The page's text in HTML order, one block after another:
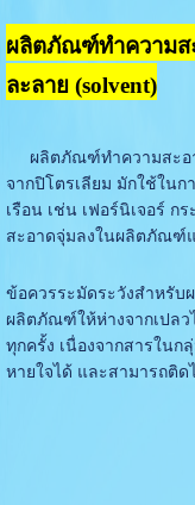
ผลิตภัณฑ์ทำความส
ละลาย (solvent)
ผลิตภัณฑ์ทำความสะอา
จากปิโตรเลียม มักใช้ใน
เรือน เช่น เฟอร์นิเจอร์ ก
สะอาดจุ่มลงในผลิตภัณฑ์
ข้อควรระมัดระวังสำหรับ
ผลิตภัณฑ์ให้ห่างจากเปล
ทุกครั้ง เนื่องจากสารในก
หายใจได้ และสามารถติด